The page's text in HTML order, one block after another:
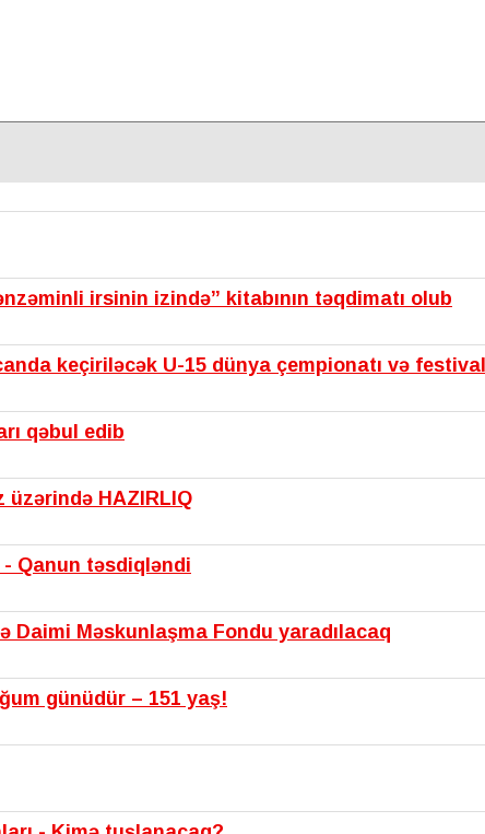
irsinin izində” kitabının təqdimatı olub
keçiriləcək U-15 dünya çempionatı və
qəbul edib
üzərində HAZIRLIQ
Qanun təsdiqləndi
Daimi Məskunlaşma Fondu yaradılacaq
günüdür – 151 yaş!